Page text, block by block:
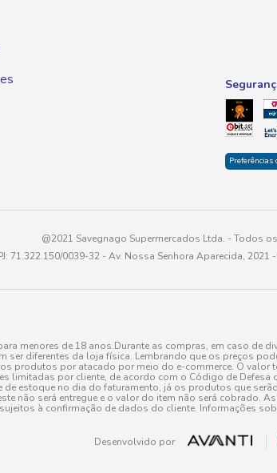
Preferências
@2021 Savegnago Supermercados Ltda. - Todos
71.322.150/0039-32 - Av. Nossa Senhora Aparecida, 2021
menores de 18 anos.Durante as compras, em caso de
diferentes da loja física. Lembrando que os preços
produtos por atacado por meio do e-commerce. O
por cliente, de acordo com o Código de Defesa
de estoque no dia do faturamento, já os produtos que
não será entregue e o valor do item não será
à confirmação de dados do cliente. Informações
Desenvolvido por